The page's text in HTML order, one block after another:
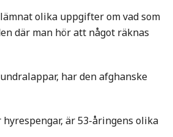
olika uppgifter om vad som
där man hör att något räknas
har den afghanske
är 53-åringens olika